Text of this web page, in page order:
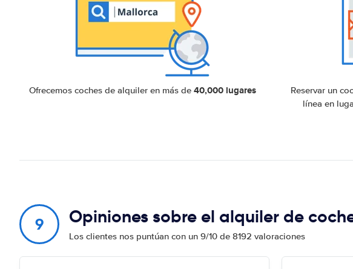
Ofrecemos coches de alquiler en más de 40,000 lugares Reservar un
línea en
9 Opiniones sobre el alquiler de
Los clientes nos puntúan con un 9/10 de 8192 valoraciones